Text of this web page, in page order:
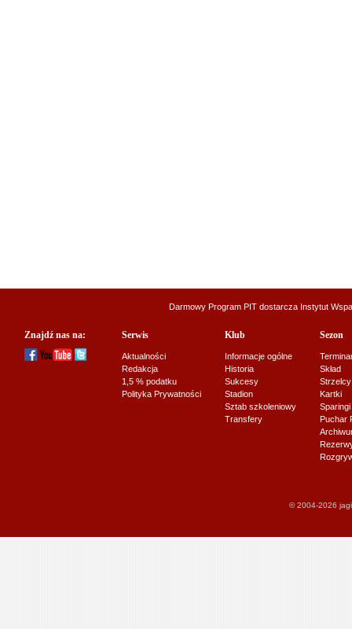
Darmowy Program PIT dostarcza Instytut
Znajdź nas na: Serwis
Aktualności
Redakcja
1,5 % podatku
Polityka Prywatności
Klub
Informacje ogólne
Historia
Sukcesy
Stadion
Sztab szkoleniowy
Transfery
Sezon
Skład
Strzelcy
Kartki
Sparingi
Puchar
© 2004-2026